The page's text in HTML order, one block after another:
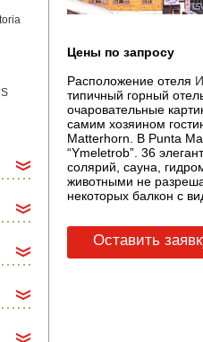
Цены по запросу
Расположение отеля
типичный горный
очаровательные
самим хозяином
Matterhorn. В Punta
“Ymeletrob”. 36
солярий, сауна,
животными не
некоторых балкон с
Оставить